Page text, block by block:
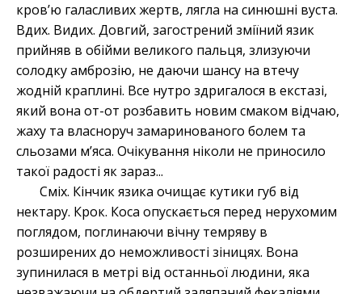
кров’ю галасливих жертв, лягла на синюшні вуста.
Вдих. Видих. Довгий, загострений зміїний язик
прийняв в обійми великого пальця, злизуючи
солодку амброзію, не даючи шансу на втечу
жодній краплині. Все нутро здригалося в екстазі,
який вона от-от розбавить новим смаком відчаю,
жаху та власноруч замаринованого болем та
сльозами м’яса. Очікування ніколи не приносило
такої радості як зараз...
Сміх. Кінчик язика очищає кутики губ від
нектару. Крок. Коса опускається перед нерухомим
поглядом, поглинаючи вічну темряву в
розширених до неможливості зіницях. Вона
зупинилася в метрі від останньої людини, яка